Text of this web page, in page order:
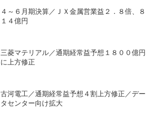
４～６月期決算／ＪＸ金属営業益２．８倍、８
１４億円
三菱マテリアル／通期経常益予想１８００億円
に上方修正
古河電工／通期経常益予想４割上方修正／デー
タセンター向け拡大